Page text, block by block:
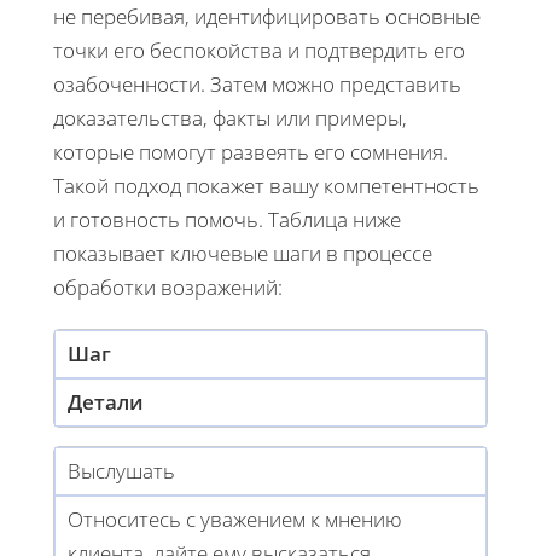
не перебивая, идентифицировать основные
точки его беспокойства и подтвердить его
озабоченности. Затем можно представить
доказательства, факты или примеры,
которые помогут развеять его сомнения.
Такой подход покажет вашу компетентность
и готовность помочь. Таблица ниже
показывает ключевые шаги в процессе
обработки возражений:
Шаг
Детали
Выслушать
Относитесь с уважением к мнению